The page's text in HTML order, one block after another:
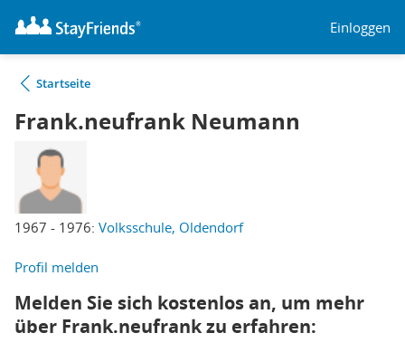
Einloggen
Startseite
Frank.neufrank Neumann
1967 - 1976: Volksschule, Oldendorf
Profil melden
Melden Sie sich kostenlos an, um mehr
über Frank.neufrank zu erfahren: